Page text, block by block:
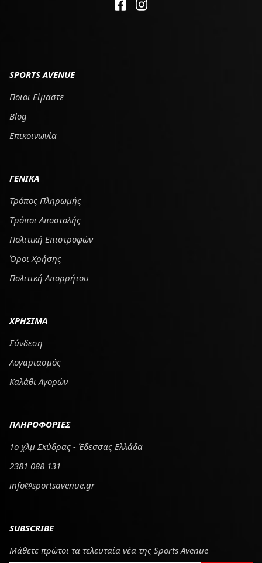
SPORTS AVENUE
Ποιοι Είμαστε
Blog
Επικοινωνία
ΓΕΝΙΚΑ
Τρόπος Πληρωμής
Tρόποι Αποστολής
Πολιτική Επιστροφών
Όροι Χρήσης
Πολιτική Απορρήτου
ΧΡΗΣΙΜΑ
Σύνδεση
Λογαριασμός
Καλάθι Αγορών
ΠΛΗΡΟΦΟΡΙΕΣ
1ο χλμ Σκύδρας - Έδεσσας Ελλάδα
2381 088 131
info@sportsavenue.gr
SUBSCRIBE
Μάθετε πρώτοι τα τελευταία νέα της Sports Avenue